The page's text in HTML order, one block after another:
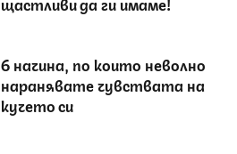
6 начина, по които неволно
наранявате чувствата на
кучето си